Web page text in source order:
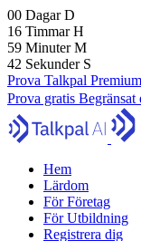
00 DagarD
16 TimmarH
59 MinuterM
40 Sekunder S
Prova Talkpal
Prova gratis Begränsat
Hem
Lärdom
För Företag
För Utbildning
Registrera dig